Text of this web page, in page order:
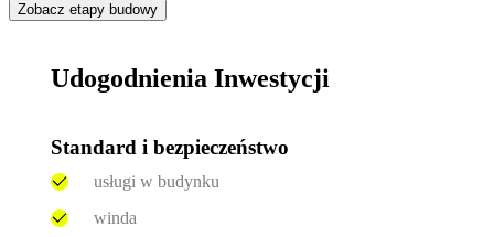
Zobacz etapy budowy
Udogodnienia Inwestycji
Standard i bezpieczeństwo
usługi w budynku
winda